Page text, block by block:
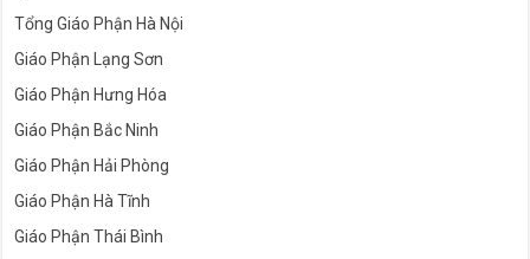
Tổng Giáo Phận Hà Nội
Giáo Phận Lạng Sơn
Giáo Phận Hưng Hóa
Giáo Phận Bắc Ninh
Giáo Phận Hải Phòng
Giáo Phận Hà Tĩnh
Giáo Phận Thái Bình